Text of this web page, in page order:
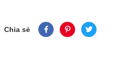
Chia sẻ